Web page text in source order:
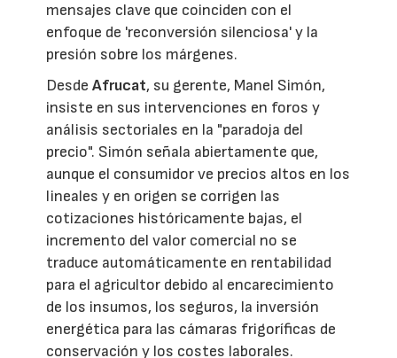
mensajes clave que coinciden con el
enfoque de 'reconversión silenciosa' y la
presión sobre los márgenes.
DesdeAfrucat, su gerente, Manel Simón,
insiste en sus intervenciones en foros y
análisis sectoriales en la "paradoja del
precio". Simón señala abiertamente que,
aunque el consumidor ve precios altos en los
lineales y en origen se corrigen las
cotizaciones históricamente bajas, el
incremento del valor comercial no se
traduce automáticamente en rentabilidad
para el agricultor debido al encarecimiento
de los insumos, los seguros, la inversión
energética para las cámaras frigoríficas de
conservación y los costes laborales.